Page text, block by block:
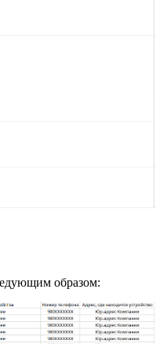
образом: